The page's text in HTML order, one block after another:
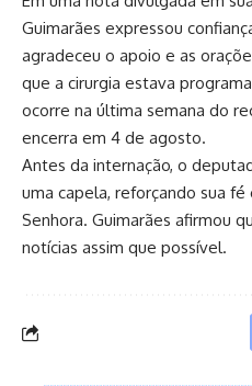
Guimarães expressou
agradeceu o apoio e as
que a cirurgia estava
ocorre na última semana do
encerra em 4 de agosto.
Antes da internação, o
uma capela, reforçando sua fé
Senhora. Guimarães afirmou
notícias assim que possível.